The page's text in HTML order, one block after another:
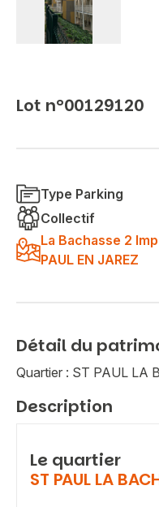
Lot n°00129120
Type Parking
Collectif
La Bachasse 2
PAUL EN JAREZ
Détail du
Quartier : ST PAUL LA
Description
Le quartier
ST PAUL LA